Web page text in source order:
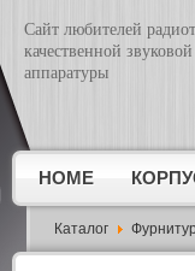
Сайт любителей
качественной
аппаратуры
HOME
Каталог
Эл.почта
Сообщение*